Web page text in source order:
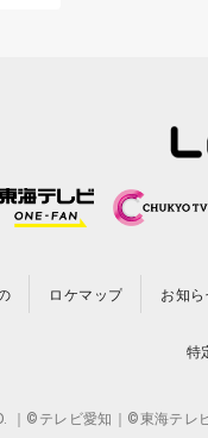
ロケマップ お知ら
特
｜©テレビ愛知｜©東海テ